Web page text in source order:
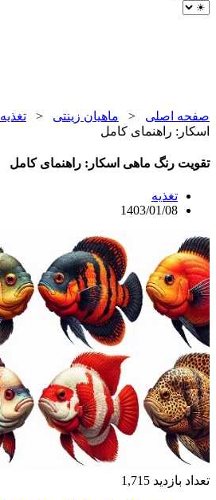
صفحه اصلی < ماهیان زینتی < تغذیه
اسکار: راهنمای کامل
تقویت رنگ ماهی اسکار: راهنمای کامل
تغذیه
1403/01/08
تعداد بازدید 1,715